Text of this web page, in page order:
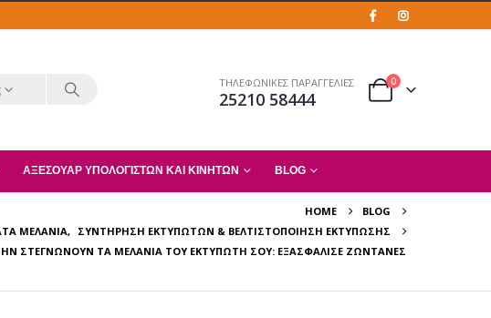
ΤΗΛΕΦΩΝΙΚΕΣ ΠΑΡΑΓΓΕΛΙΕΣ
25210 58444
0
ΑΞΕΣΟΥΆΡ ΥΠΟΛΟΓΙΣΤΏΝ ΚΑΙ ΚΙΝΗΤΏΝ BLOG
HOME
BLOG
ΜΕΛΆΝΙΑ, ΣΥΝΤΉΡΗΣΗ ΕΚΤΥΠΩΤΏΝ & ΒΕΛΤΙΣΤΟΠΟΊΗΣΗ ΕΚΤΎΠΩΣΗΣ
ΣΤΕΓΝΏΝΟΥΝ ΤΑ ΜΕΛΆΝΙΑ ΤΟΥ ΕΚΤΥΠΩΤΉ ΣΟΥ: ΕΞΑΣΦΆΛΙΣΕ ΖΩΝΤΑΝΈΣ